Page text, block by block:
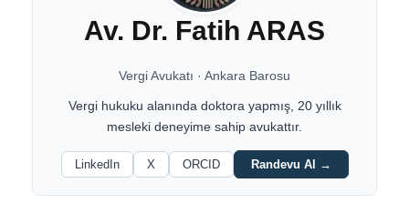
Av. Dr. Fatih ARAS
Vergi Avukatı · Ankara Barosu
Vergi hukuku alanında doktora yapmış, 20 yıllık
mesleki deneyime sahip avukattır.
LinkedIn X ORCID Randevu Al →